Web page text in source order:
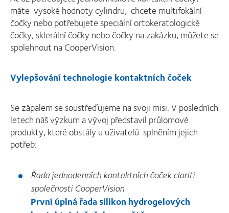
máte vysoké hodnoty cylindru, chcete multifokální
čočky nebo potřebujete speciální ortokeratologické
čočky, sklerální čočky nebo čočky na zakázku, můžete se
spolehnout na CooperVision.
Vylepšování technologie kontaktních čoček
Se zápalem se soustřeďujeme na svoji misi. V posledních
letech náš výzkum a vývoj představil průlomové
produkty, které obstály u uživatelů splněním jejich
potřeb:
Řada jednodenních kontaktních čoček clariti
společnosti CooperVision
První úplná řada silikon hydrogelových